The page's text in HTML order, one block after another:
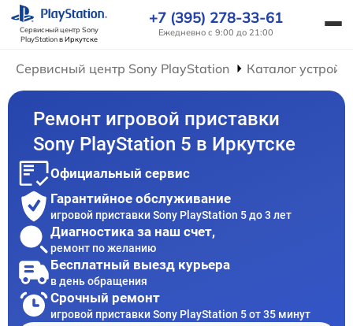
Сервисный центр Sony
PlayStationв Иркутске
+7 (395) 278-33-61
Ежедневно с 9:00 до 21:00
Сервисный центр Sony PlayStation Каталог
Ремонт игровой приставки
Sony PlayStation 5 в Иркутске
Официальный сервис
Гарантийное обслуживание
игровой приставки Sony PlayStation 5 до 3 лет
Диагностика за наш счет,
ремонт по желанию
Бесплатный выезд курьера
в день обращения
Срочный ремонт
игровой приставки Sony PlayStation 5 от 35 минут